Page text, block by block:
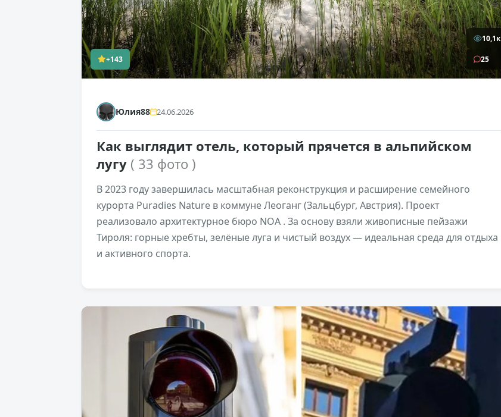
+143
10,1к
25
Юлия88 24.06.2026
Как выглядит отель, который прячется в альпийском
лугу ( 33 фото )
В 2023 году завершилась масштабная реконструкция и расширение семейного
курорта Puradies Nature в коммуне Леоганг (Зальцбург, Австрия). Проект
реализовало архитектурное бюро NOA . За основу взяли живописные пейзажи
Тироля: горные хребты, зелёные луга и чистый воздух — идеальная среда для отдыха
и активного спорта.